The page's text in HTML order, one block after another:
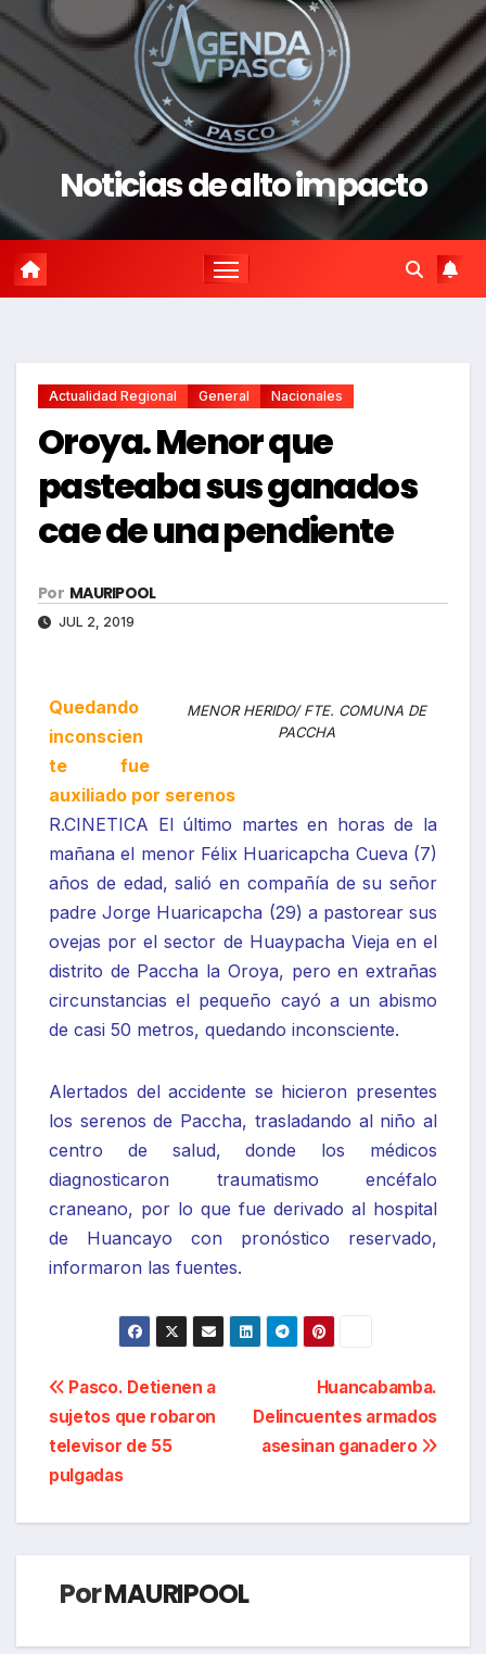
Noticias de alto impacto
Actualidad Regional General Nacionales
Oroya. Menor que
pasteaba sus ganados
cae de una pendiente
Por MAURIPOOL
JUL 2, 2019
MENOR HERIDO/ FTE. COMUNA DE
PACCHA
Quedando
inconscien
te fue
auxiliado por serenos
R.CINETICA El último martes en horas de la
mañana el menor Félix Huaricapcha Cueva (7)
años de edad, salió en compañía de su señor
padre Jorge Huaricapcha (29) a pastorear sus
ovejas por el sector de Huaypacha Vieja en el
distrito de Paccha la Oroya, pero en extrañas
circunstancias el pequeño cayó a un abismo
de casi 50 metros, quedando inconsciente.
Alertados del accidente se hicieron presentes
los serenos de Paccha, trasladando al niño al
centro de salud, donde los médicos
diagnosticaron traumatismo encéfalo
craneano, por lo que fue derivado al hospital
de Huancayo con pronóstico reservado,
informaron las fuentes.
Navegación
de
entradas
Huancabamba.
Delincuentes armados
asesinan ganadero
Pasco. Detienen a
sujetos que robaron
televisor de 55
pulgadas
PorMAURIPOOL